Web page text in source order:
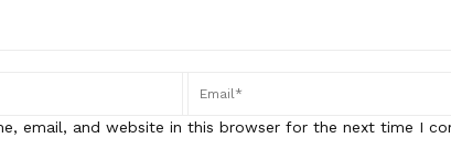
email, and website in this browser for the next time I